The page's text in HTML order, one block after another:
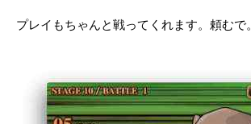
プレイもちゃんと戦ってくれます。頼むで。